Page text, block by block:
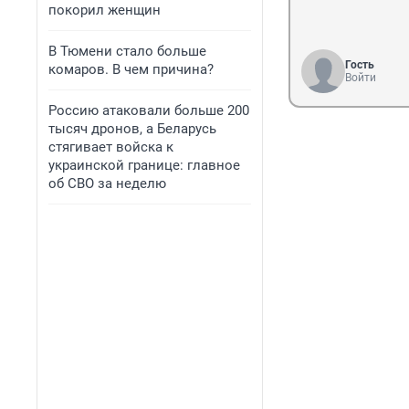
покорил женщин
В Тюмени стало больше
комаров. В чем причина?
Россию атаковали больше 200
тысяч дронов, а Беларусь
стягивает войска к
украинской границе: главное
об СВО за неделю
Гость
Войти